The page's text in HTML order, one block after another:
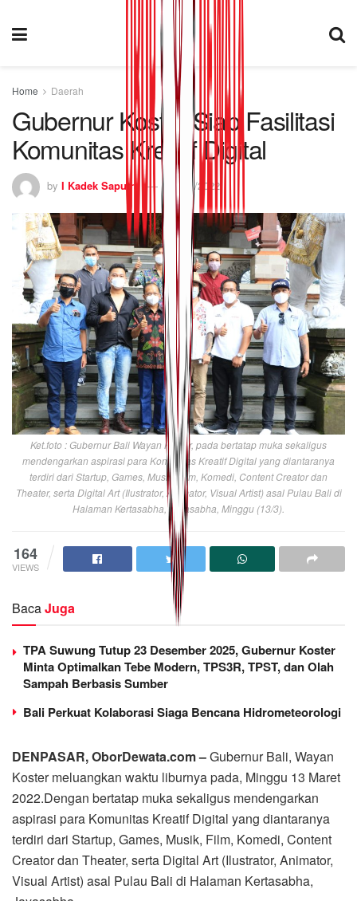
Home Daerah
Gubernur Koster Siap Fasilitasi
Komunitas Kreatif Digital
by I Kadek Saputra 14/03/2022
Ket.foto : Gubernur Bali Wayan Koster, pada bertatap muka sekaligus
mendengarkan aspirasi para Komunitas Kreatif Digital yang diantaranya
terdiri dari Startup, Games, Musik, Film, Komedi, Content Creator dan
Theater, serta Digital Art (Ilustrator, Animator, Visual Artist) asal Pulau Bali di
Halaman Kertasabha, Jayasabha, Minggu (13/3).
164
VIEWS
BacaJuga
TPA Suwung Tutup 23 Desember 2025, Gubernur Koster
Minta Optimalkan Tebe Modern, TPS3R, TPST, dan Olah
Sampah Berbasis Sumber
Bali Perkuat Kolaborasi Siaga Bencana Hidrometeorologi
DENPASAR, OborDewata.com –Gubernur Bali, Wayan
Koster meluangkan waktu liburnya pada, Minggu 13 Maret
2022.Dengan bertatap muka sekaligus mendengarkan
aspirasi para Komunitas Kreatif Digital yang diantaranya
terdiri dari Startup, Games, Musik, Film, Komedi, Content
Creator dan Theater, serta Digital Art (Ilustrator, Animator,
Visual Artist) asal Pulau Bali di Halaman Kertasabha,